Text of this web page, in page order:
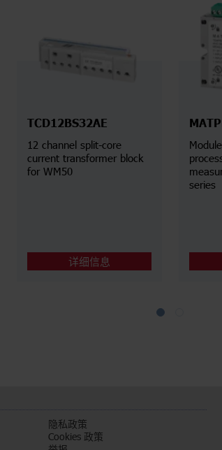
TCD12BS32AE
12 channel split-core
current transformer block
for WM50
详细信息
series
隐私政策
Cookies 政策